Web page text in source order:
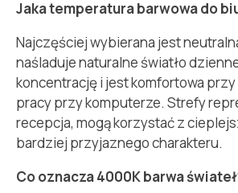
Jaka temperatura barwowa do
Najczęściej wybierana jest
naśladuje naturalne światło
koncentrację i jest komfortowa
pracy przy komputerze. Strefy
recepcja, mogą korzystać z
bardziej przyjaznego charakteru.
Co oznacza 4000K barwa